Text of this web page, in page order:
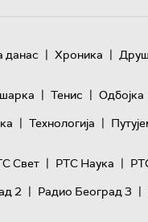
данас | Хроника |
| Тенис | Одбојка
| Технологијa |
Свет | РТС Наука |
2 | Радио Београд 3 |